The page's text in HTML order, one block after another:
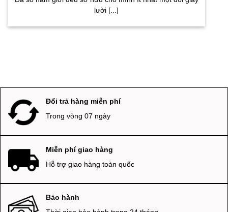
lười [...]
Đổi trả hàng miễn phí
Trong vòng 07 ngày
Miễn phí giao hàng
Hỗ trợ giao hàng toàn quốc
Bảo hành